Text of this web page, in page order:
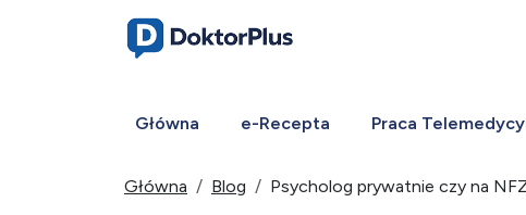
Główna e-Recepta Praca
Główna Blog Psycholog prywatnie czy na